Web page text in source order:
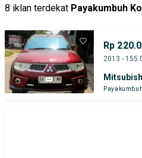
8 iklan terdekat Payakumbuh
Rp
2013 -